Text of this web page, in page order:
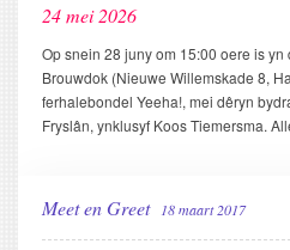
24 mei 2026
Op snein 28 juny om 15:00 oere is
Brouwdok (Nieuwe Willemskade 8,
ferhalebondel Yeeha!, mei dêryn
Fryslân, ynklusyf Koos Tiemersma.
Meet en Greet 18 maart 2017